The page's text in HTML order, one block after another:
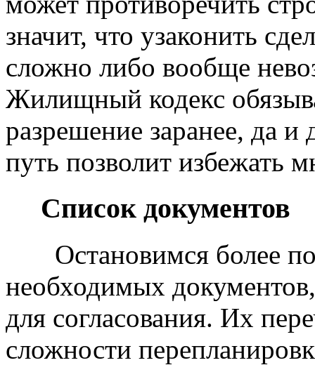
значит, что узаконить
сложно либо вообще
Жилищный кодекс
разрешение заранее, да и
путь позволит избежать
Список документов
Остановимся более
необходимых
для согласования. Их
сложности